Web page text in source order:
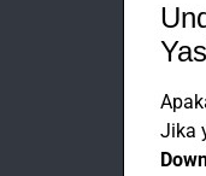
Jika